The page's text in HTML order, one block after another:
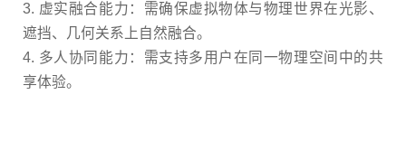
3. 虚实融合能力：需确保虚拟物体与物理世界在光影、
遮挡、几何关系上自然融合。
4. 多人协同能力：需支持多用户在同一物理空间中的共
享体验。